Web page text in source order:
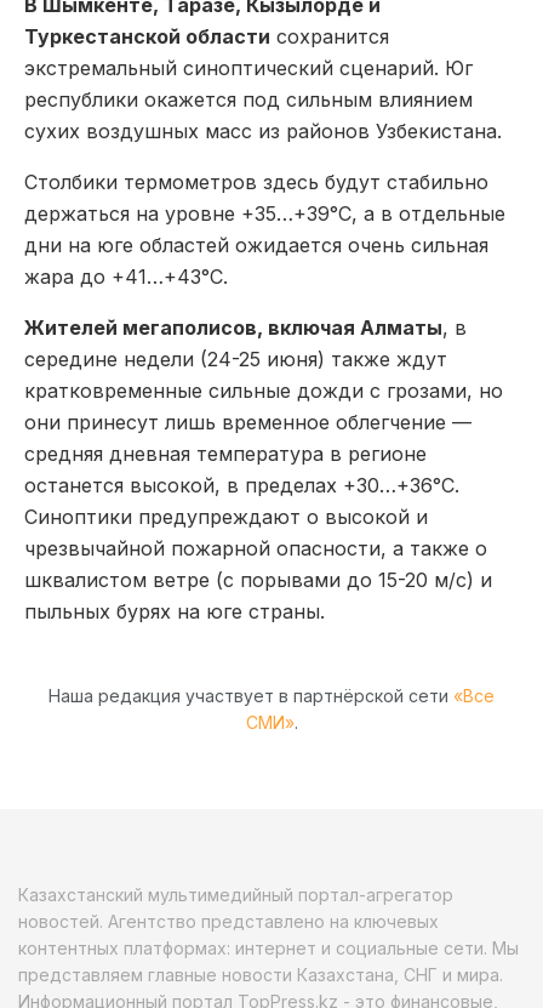
Туркестанской области сохранится
экстремальный синоптический сценарий. Юг
республики окажется под сильным влиянием
сухих воздушных масс из районов Узбекистана.
Столбики термометров здесь будут стабильно
держаться на уровне +35…+39°C, а в отдельные
дни на юге областей ожидается очень сильная
жара до +41…+43°C.
Жителей мегаполисов, включая Алматы, в
середине недели (24-25 июня) также ждут
кратковременные сильные дожди с грозами, но
они принесут лишь временное облегчение —
средняя дневная температура в регионе
останется высокой, в пределах +30…+36°C.
Синоптики предупреждают о высокой и
чрезвычайной пожарной опасности, а также о
шквалистом ветре (с порывами до 15-20 м/с) и
пыльных бурях на юге страны.
Наша редакция участвует в партнёрской сети «Все
СМИ».
Казахстанский мультимедийный портал-агрегатор
новостей. Агентство представлено на ключевых
контентных платформах: интернет и социальные сети. Мы
представляем главные новости Казахстана, СНГ и мира.
Информационный портал TopPress.kz - это финансовые,